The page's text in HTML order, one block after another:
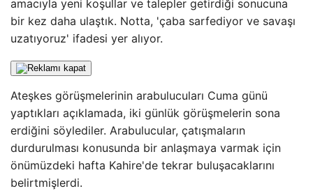
amacıyla yeni koşullar ve talepler getirdiği sonucuna
bir kez daha ulaştık. Notta, 'çaba sarfediyor ve savaşı
uzatıyoruz' ifadesi yer alıyor.
Ateşkes görüşmelerinin arabulucuları Cuma günü
yaptıkları açıklamada, iki günlük görüşmelerin sona
erdiğini söylediler. Arabulucular, çatışmaların
durdurulması konusunda bir anlaşmaya varmak için
önümüzdeki hafta Kahire'de tekrar buluşacaklarını
belirtmişlerdi.